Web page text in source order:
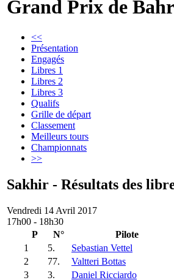
Grand Prix de
<<
Présentation
Engagés
Libres 1
Libres 2
Libres 3
Qualifs
Grille de départ
Classement
Meilleurs tours
Championnats
>>
Sakhir - Résultats des
Vendredi 14 Avril 2017
17h00 - 18h30
P
N° Pilote
1
5. Sebastian Vettel
2
77. Valtteri Bottas
3
3. Daniel Ricciardo